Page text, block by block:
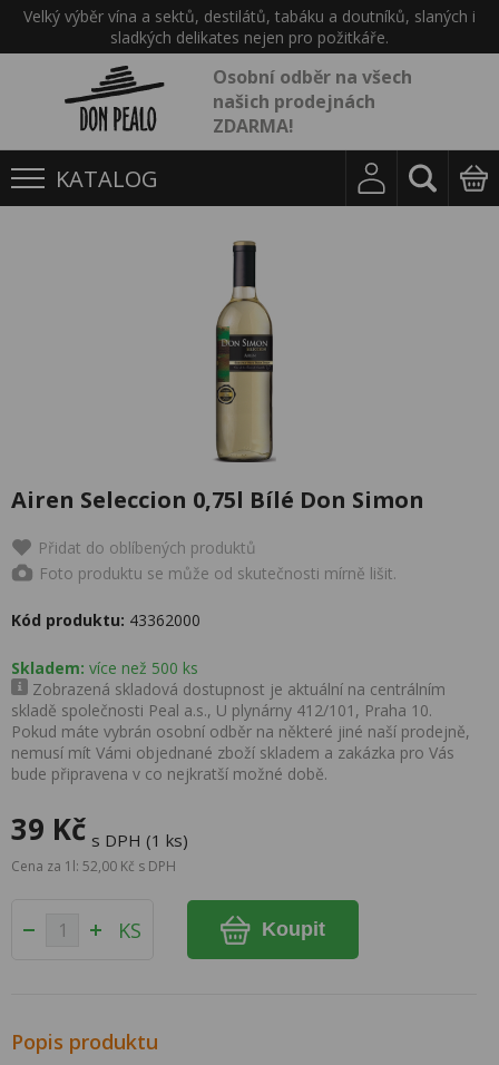
Velký výběr vína a sektů, destilátů, tabáku a doutníků, slaných i
sladkých delikates nejen pro požitkáře.
Osobní odběr na všech
našich prodejnách
ZDARMA!
KATALOG
Airen Seleccion 0,75l Bílé Don Simon
Přidat do oblíbených produktů
Foto produktu se může od skutečnosti mírně lišit.
Kód produktu: 43362000
Skladem: více než 500 ks
Zobrazená skladová dostupnost je aktuální na centrálním
skladě společnosti Peal a.s., U plynárny 412/101, Praha 10.
Pokud máte vybrán osobní odběr na některé jiné naší prodejně,
nemusí mít Vámi objednané zboží skladem a zakázka pro Vás
bude připravena v co nejkratší možné době.
39 Kč s DPH (1 ks)
Cena za 1l: 52,00 Kč s DPH
KS Koupit
Popis produktu